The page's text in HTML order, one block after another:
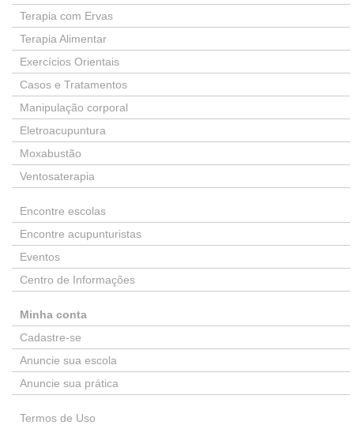
Terapia com Ervas
Terapia Alimentar
Exercícios Orientais
Casos e Tratamentos
Manipulação corporal
Eletroacupuntura
Moxabustão
Ventosaterapia
Encontre escolas
Encontre acupunturistas
Eventos
Centro de Informações
Minha conta
Cadastre-se
Anuncie sua escola
Anuncie sua prática
Termos de Uso